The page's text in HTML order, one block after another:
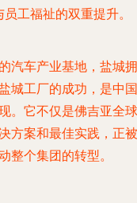
工福祉的双重提升。
汽车产业基地，盐城拥
城工厂的成功，是中国
。它不仅是佛吉亚全球
方案和最佳实践，正被
整个集团的转型。